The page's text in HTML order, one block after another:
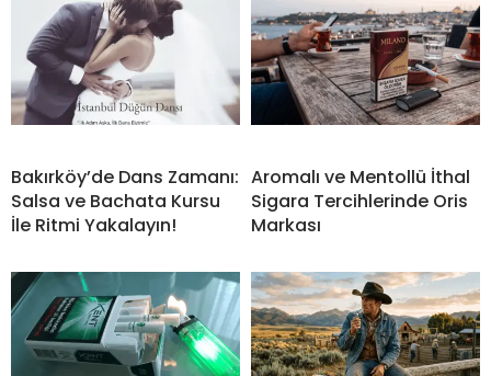
Bakırköy’de Dans Zamanı:
Salsa ve Bachata Kursu
İle Ritmi Yakalayın!
Aromalı ve Mentollü İthal
Sigara Tercihlerinde Oris
Markası